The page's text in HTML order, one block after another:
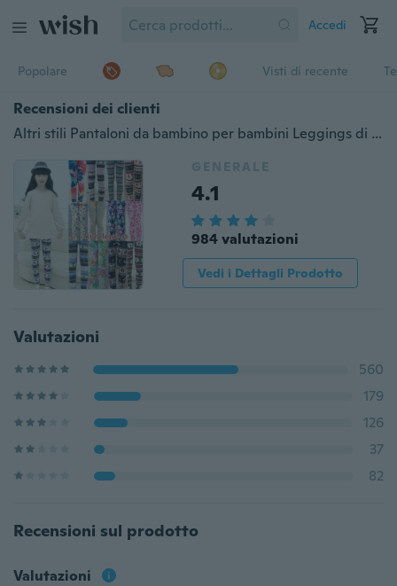
Accedi
Popolare Visti di recente
Recensioni dei clienti
Altri stili Pantaloni da bambino per bambini Leggings di alta qualità Pantaloni a fiori elasticizzati con stampa floreale
GENERALE
4.1
984 valutazioni
Vedi i Dettagli Prodotto
Valutazioni
560
179
126
37
82
Recensioni sul prodotto
Valutazioni